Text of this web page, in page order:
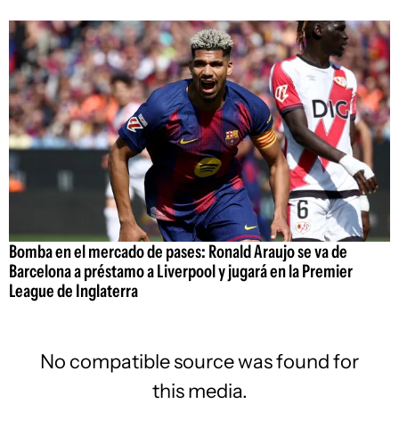
Bomba en el mercado de pases: Ronald Araujo se va de
Barcelona a préstamo a Liverpool y jugará en la Premier
League de Inglaterra
No compatible source was found for
this media.